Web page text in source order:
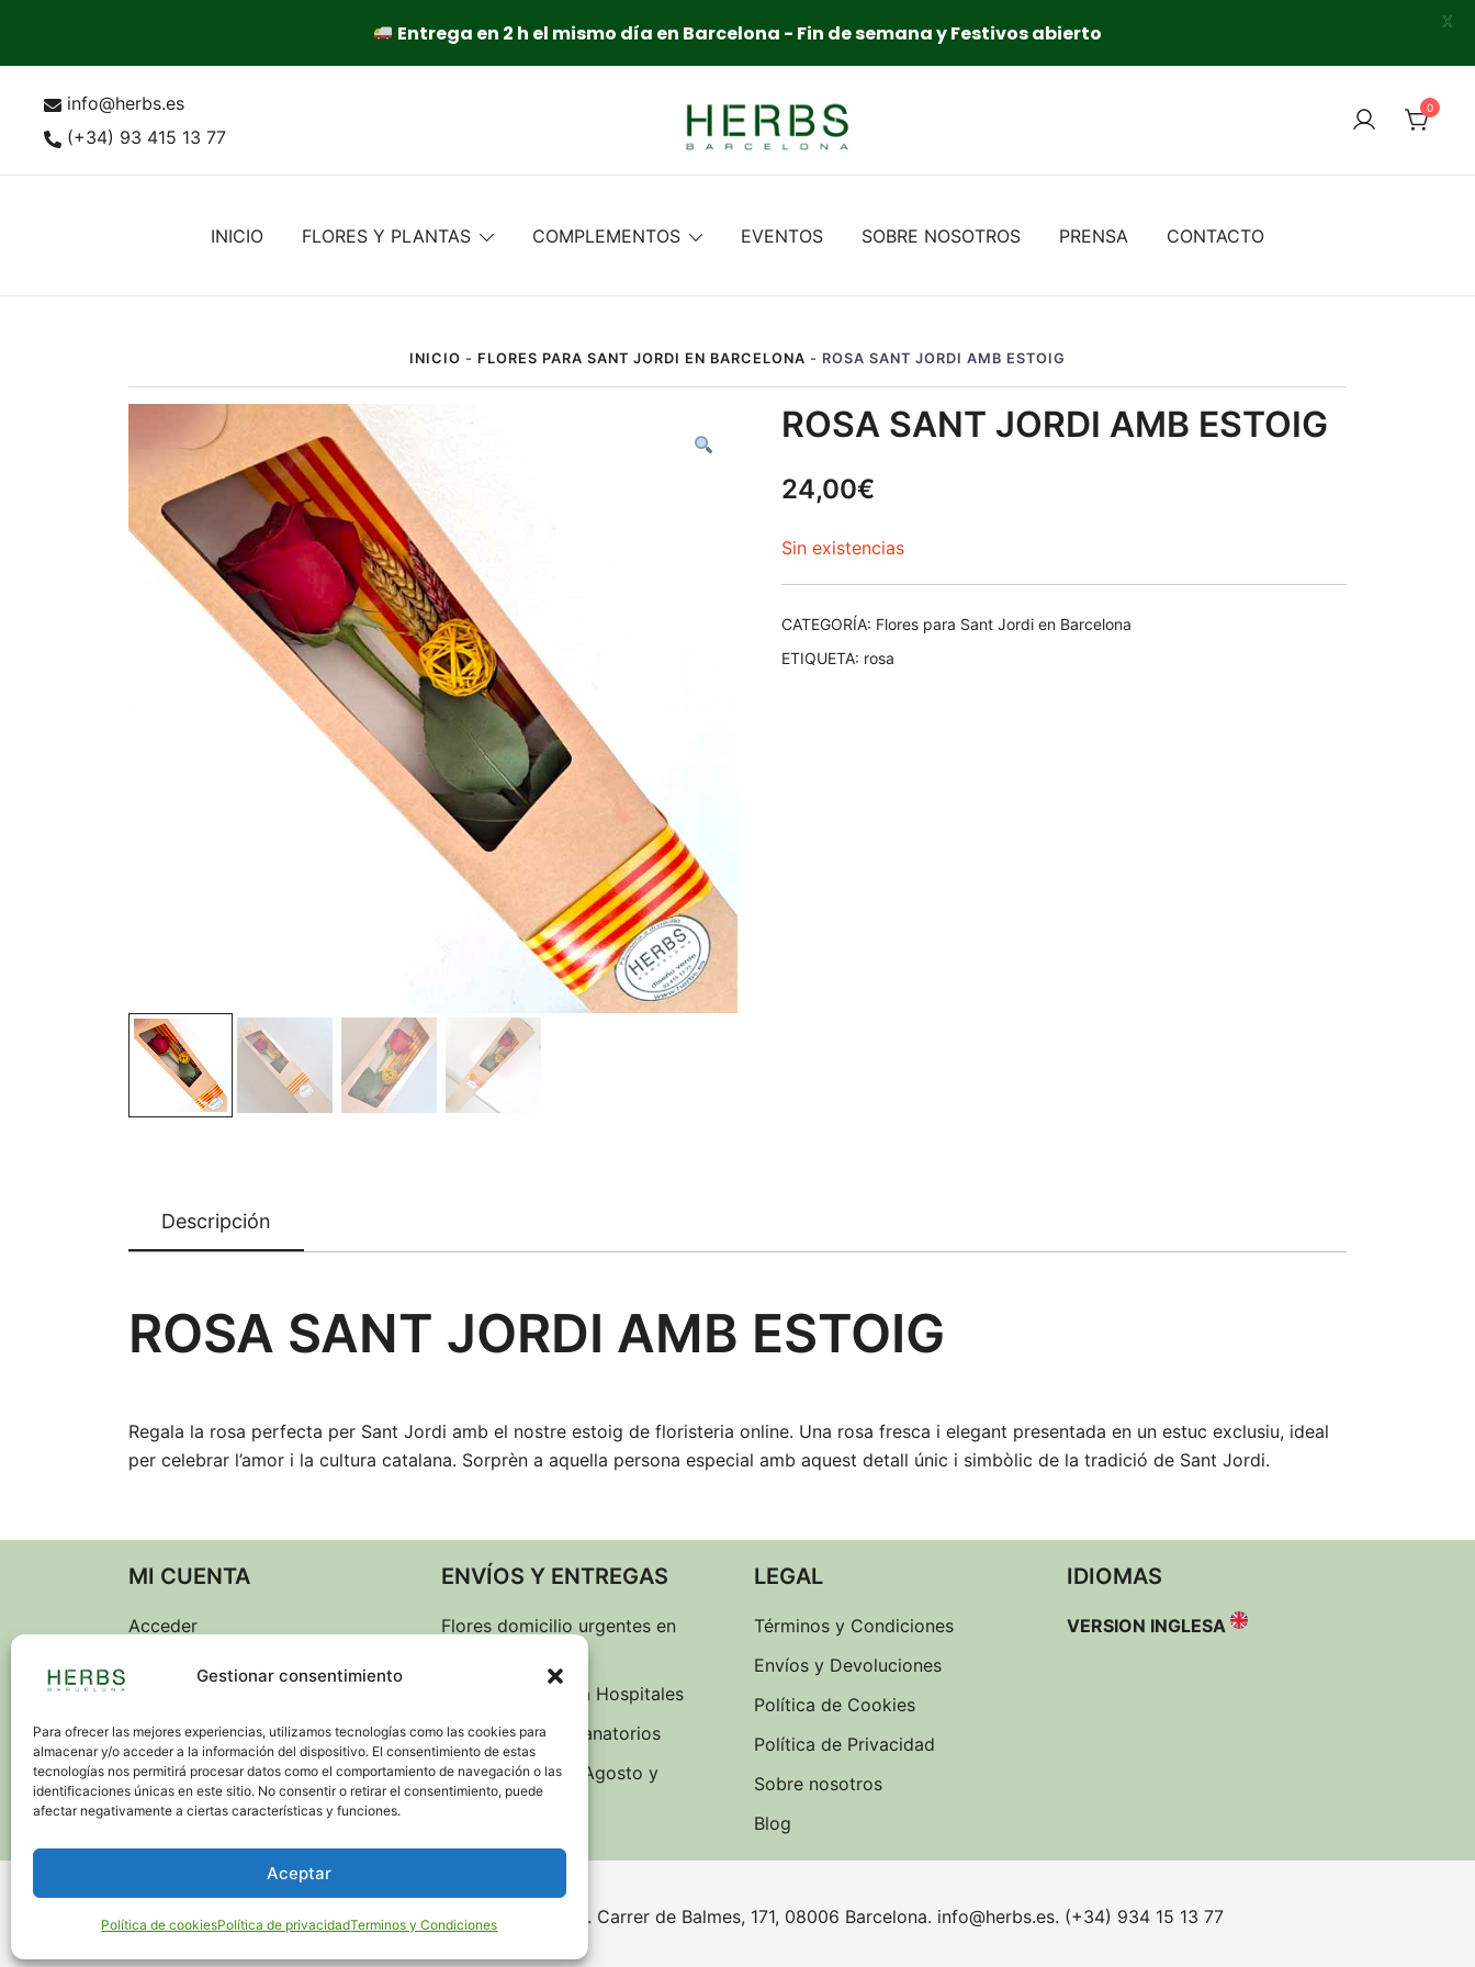
Gestionar consentimiento
Para ofrecer las mejores experiencias, utilizamos tecnologías como las cookies para
almacenar y/o acceder a la información del dispositivo. El consentimiento de estas
tecnologías nos permitirá procesar datos como el comportamiento de navegación o las
identificaciones únicas en este sitio. No consentir o retirar el consentimiento, puede
afectar negativamente a ciertas características y funciones.
Aceptar
Política de cookiesPolítica de privacidadTerminos y Condiciones
contenido
info@herbs.es
(+34) 93 415 13 77
0
INICIO FLORES Y PLANTAS COMPLEMENTOS EVENTOS SOBRE NOSOTROS PRENSA CONTACTO
INICIO - FLORES PARA SANT JORDI EN BARCELONA - ROSA SANT JORDI AMB ESTOIG
ROSA SANT JORDI AMB ESTOIG
24,00€
Sin existencias
CATEGORÍA: Flores para Sant Jordi en Barcelona
ETIQUETA: rosa
Descripción
ROSA SANT JORDI AMB ESTOIG
Regala la rosa perfecta per Sant Jordi amb el nostre estoig de floristeria online. Una rosa fresca i elegant presentada en un estuc exclusiu, ideal
per celebrar l’amor i la cultura catalana. Sorprèn a aquella persona especial amb aquest detall únic i simbòlic de la tradició de Sant Jordi.
MI CUENTA
Acceder
Mi cuenta
ENVÍOS Y ENTREGAS
Flores domicilio urgentes en
Envíos de flores a Hospitales
Entregas flores Tanatorios
Envíos Domingo Agosto y
festivos
LEGAL
Términos y Condiciones
Envíos y Devoluciones
Política de Cookies
Política de Privacidad
Sobre nosotros
Blog
IDIOMAS
VERSION INGLESA
© 2026. Todos los derechos reservados. Carrer de Balmes, 171, 08006 Barcelona. info@herbs.es. (+34) 934 15 13 77
Entrega en 2 h el mismo día en Barcelona - Fin de semana y Festivos abierto X